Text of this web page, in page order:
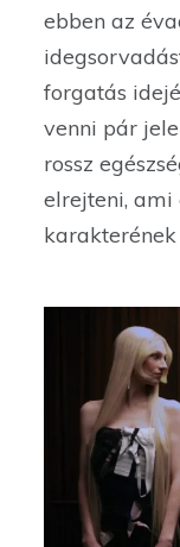
ebben az
forgatás
venni pár
rossz
elrejteni,